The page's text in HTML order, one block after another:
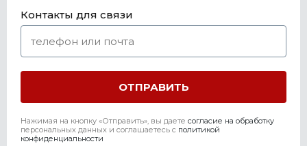
Контакты для связи
Нажимая на кнопку «Отправить», вы даете согласие на обработку
персональных данных и соглашаетесь c политикой
конфиденциальности